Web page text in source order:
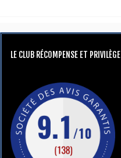
LE CLUB RÉCOMPENSE ET PRIVILÈGE